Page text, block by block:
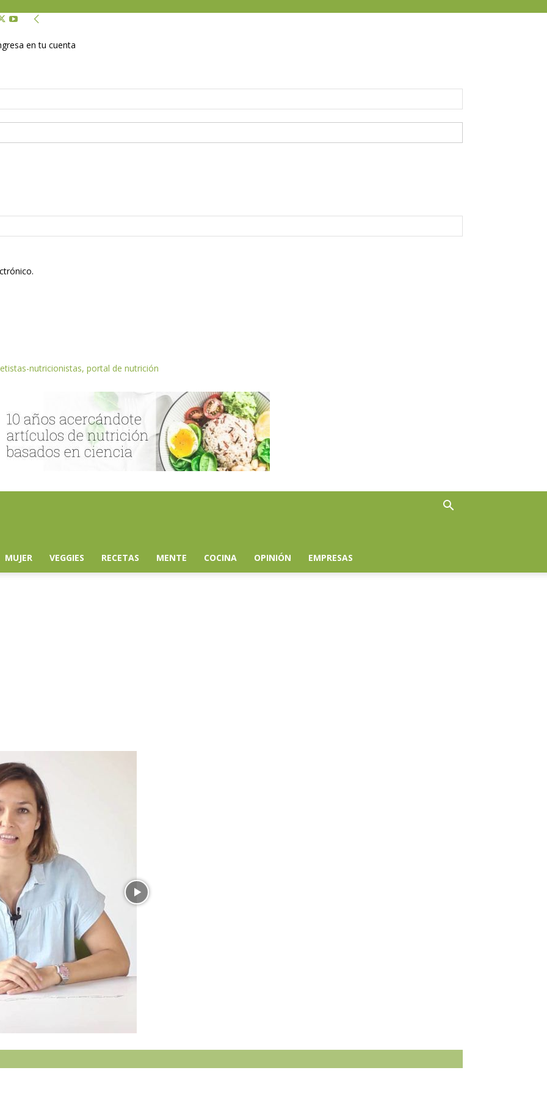
en tu cuenta
nutricionistas, portal de nutrición
MUJER VEGGIES RECETAS MENTE COCINA OPINIÓN EMPRESAS